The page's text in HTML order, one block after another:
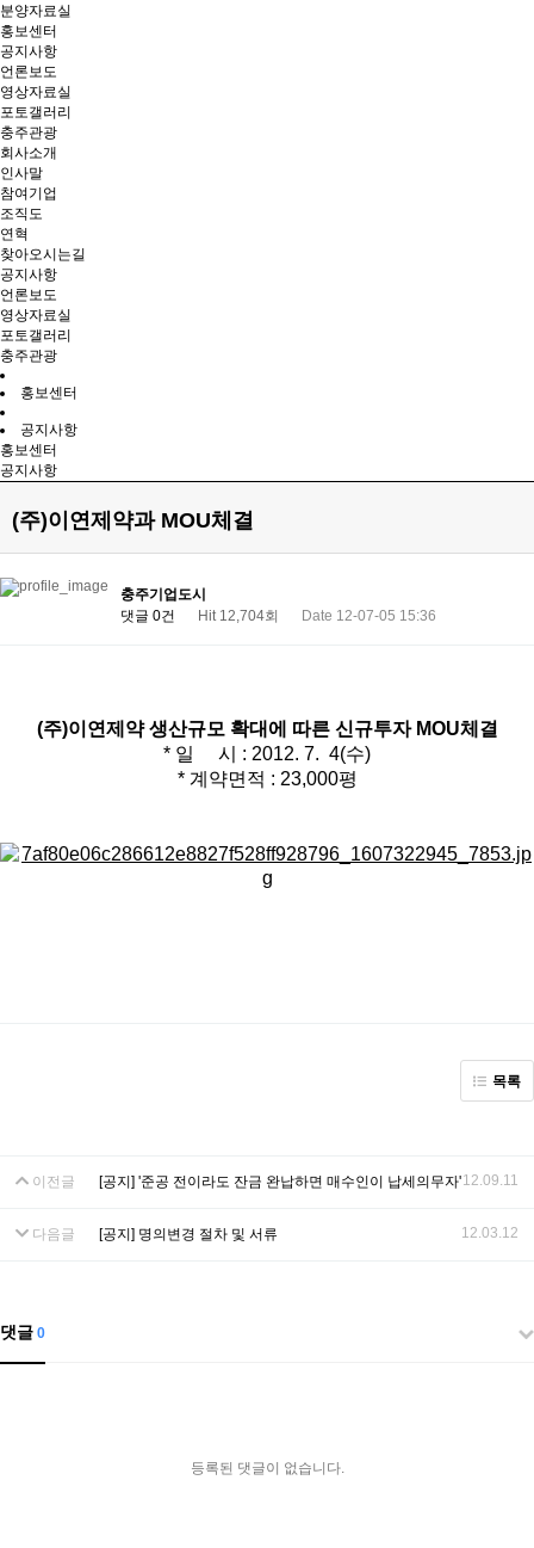
분양자료실
홍보센터
공지사항
언론보도
영상자료실
포토갤러리
충주관광
회사소개
인사말
참여기업
조직도
연혁
찾아오시는길
공지사항
언론보도
영상자료실
포토갤러리
충주관광
홍보센터
공지사항
홍보센터
공지사항
(주)이연제약과 MOU체결
충주기업도시
댓글 0건
Hit 12,704회 Date 12-07-05 15:36
(주)이연제약 생산규모 확대에 따른 신규투자 MOU체결
* 일 시 : 2012. 7. 4(수)
* 계약면적 : 23,000평
목록
이전글 [공지] '준공 전이라도 잔금 완납하면 매수인이 납세의무자'12.09.11
다음글 [공지] 명의변경 절차 및 서류 12.03.12
댓글 0
등록된 댓글이 없습니다.